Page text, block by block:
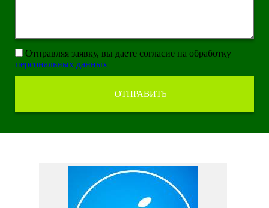
Отправляя заявку, вы даете согласие на обработку
персональных данных